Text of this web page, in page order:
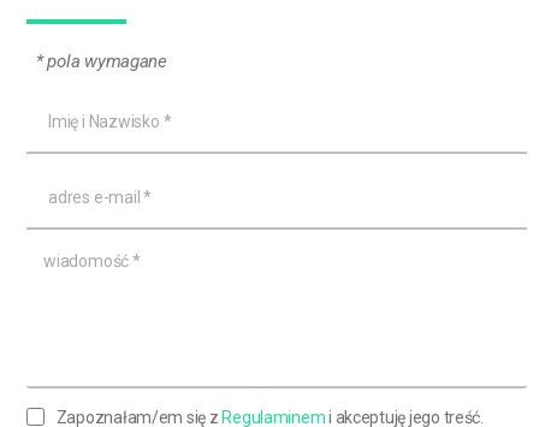
* pola wymagane
Zapoznałam/em się z Regulaminemi akceptuję jego treść.